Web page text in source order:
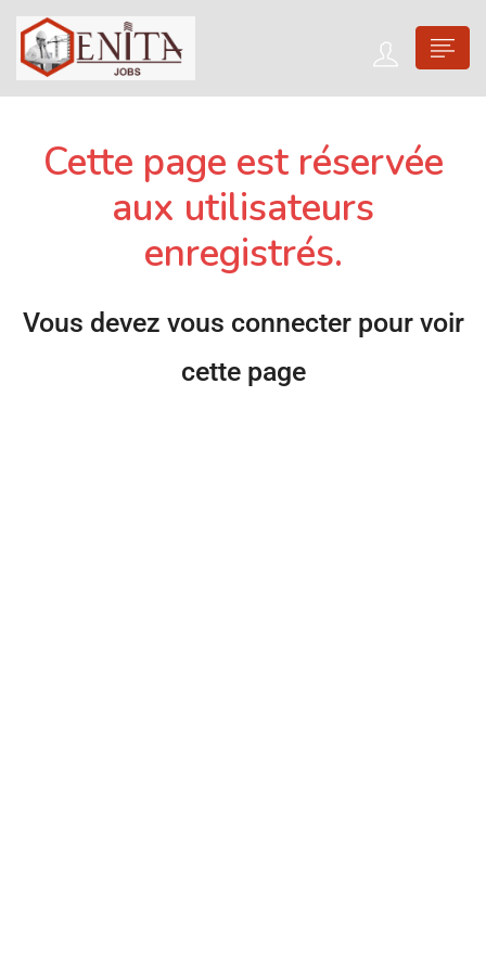
Cette page est réservée
aux utilisateurs
enregistrés.
Vous devez vous connecter pour voir
cette page